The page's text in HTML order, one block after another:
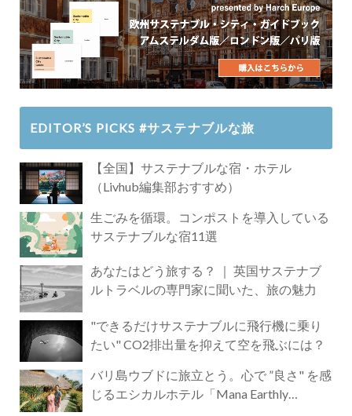
EDITOR’S PICKS #サステナブルな旅
【全国】サステナブルな宿・ホテル
（Livhub編集部おすすめ）
生ごみを循環。コンポストを導入している
サステナブルな宿11選
あなたはどう旅する？ ｜ 英国サステナブ
ルトラベルの専門家に聞いた、旅の魅力
"できるだけサステナブルに飛行機に乗り
たい" CO2排出量を抑えて空を飛ぶには？
バリ島ウブドに旅立とう。心で ”良さ" を感
じるエシカルホテル「Mana Earthly